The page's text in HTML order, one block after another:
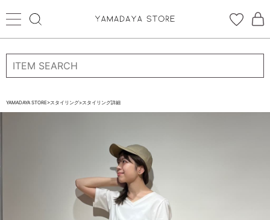
ログイン 新規会員登録
STORE BRAND・LABELから探す
YAMADAYA STORE>スタイリング>スタイリング詳細